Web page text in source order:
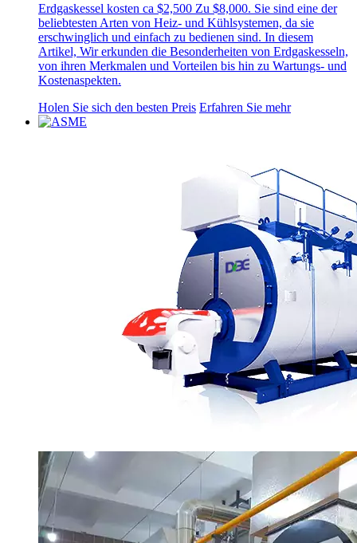
Erdgaskessel kosten ca $2,500 Zu $8,000. Sie sind eine der
beliebtesten Arten von Heiz- und Kühlsystemen, da sie
erschwinglich und einfach zu bedienen sind. In diesem
Artikel, Wir erkunden die Besonderheiten von Erdgaskesseln,
von ihren Merkmalen und Vorteilen bis hin zu Wartungs- und
Kostenaspekten.
Holen Sie sich den besten Preis Erfahren Sie mehr